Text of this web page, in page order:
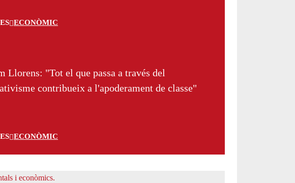
ECONÒMIC
Llorens: "Tot el que passa a través del
contribueix a l'apoderament de classe"
ECONÒMIC